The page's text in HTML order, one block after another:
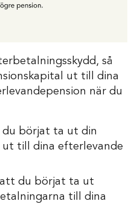
så
ut till dina
när du
du börjat ta ut din
ut till dina efterlevande
du börjat ta ut
till dina